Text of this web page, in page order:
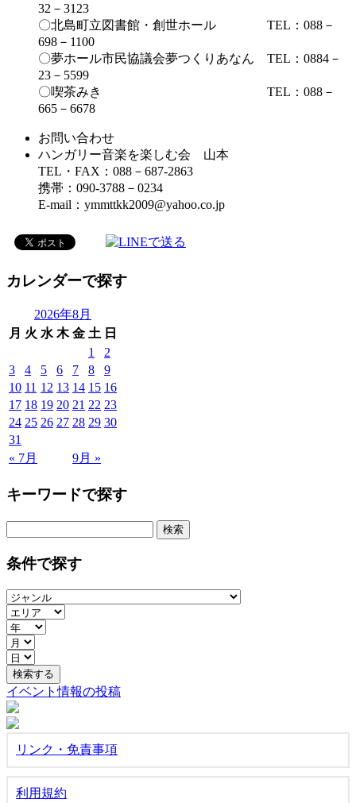
32－3123
〇北島町立図書館・創世ホール TEL：088－
698－1100
〇夢ホール市民協議会夢つくりあなん TEL：0884－
23－5599
〇喫茶みき TEL：088－
665－6678
お問い合わせ
ハンガリー音楽を楽しむ会 山本
TEL・FAX：088－687-2863
携帯：090-3788－0234
E-mail：ymmttkk2009@yahoo.co.jp
カレンダーで探す
2026年8月
月 火 水 木 金 土 日
« 7月 9月 »
1
2
3
4 5 6 7 8
9
10 11 12 13 14 15 16
17 18 19 20 21 22 23
24 25 26 27 28 29 30
31
キーワードで探す
条件で探す
イベント情報の投稿
リンク・免責事項
利用規約